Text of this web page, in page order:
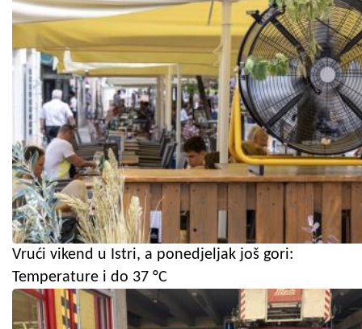
Vrući vikend u Istri, a ponedjeljak još gori:
Temperature i do 37 °C